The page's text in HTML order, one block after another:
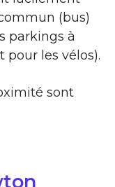
(bus)
parkings à
pour les vélos).
sont